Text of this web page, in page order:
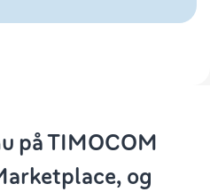
på TIMOCOM
og